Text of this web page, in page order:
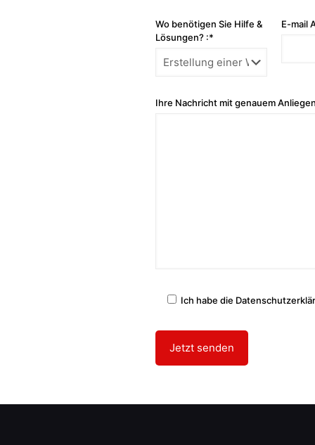
Wo benötigen Sie Hilfe &
Lösungen? :*
E-mail
Ihre Nachricht mit genauem
Ich habe die